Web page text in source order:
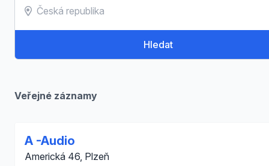
Hledat
Veřejné záznamy
A -Audio
Americká 46, Plzeň